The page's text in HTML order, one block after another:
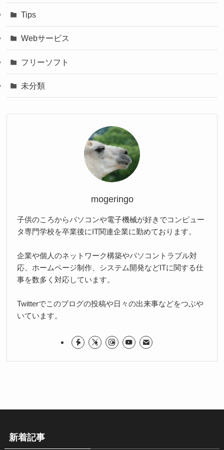
Tips
Webサービス
フリーソフト
未分類
mogeringo
子供のころからパソコンや電子機械が好きでコンピュー
タ専門学校を卒業後にIT関連企業に勤めております。
企業や個人のネットワーク構築やパソコントラブル対
応、ホームページ制作、システム開発などITに関する仕
事を数多く対応しています。
Twitterでこのブログの投稿や日々の出来事などをつぶや
いています。
新着記事